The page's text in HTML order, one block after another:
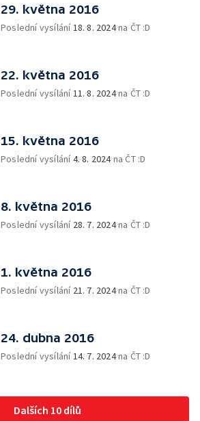
29. května 2016
Poslední vysílání18. 8. 2024na ČT :D
22. května 2016
Poslední vysílání11. 8. 2024na ČT :D
15. května 2016
Poslední vysílání4. 8. 2024na ČT :D
8. května 2016
Poslední vysílání 28. 7. 2024na ČT :D
1. května 2016
Poslední vysílání 21. 7. 2024na ČT :D
24. dubna 2016
Poslední vysílání14. 7. 2024na ČT :D
Dalších 10 dílů